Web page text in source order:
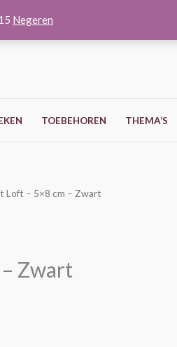
Negeren
TOEBEHOREN THEMA’S
Loft – 5×8 cm – Zwart
Zwart